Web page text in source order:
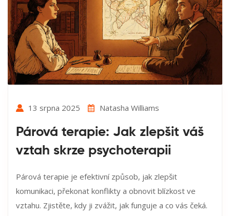
13 srpna 2025 Natasha Williams
Párová terapie: Jak zlepšit váš
vztah skrze psychoterapii
Párová terapie je efektivní způsob, jak zlepšit
komunikaci, překonat konflikty a obnovit blízkost ve
vztahu. Zjistěte, kdy ji zvážit, jak funguje a co vás čeká.